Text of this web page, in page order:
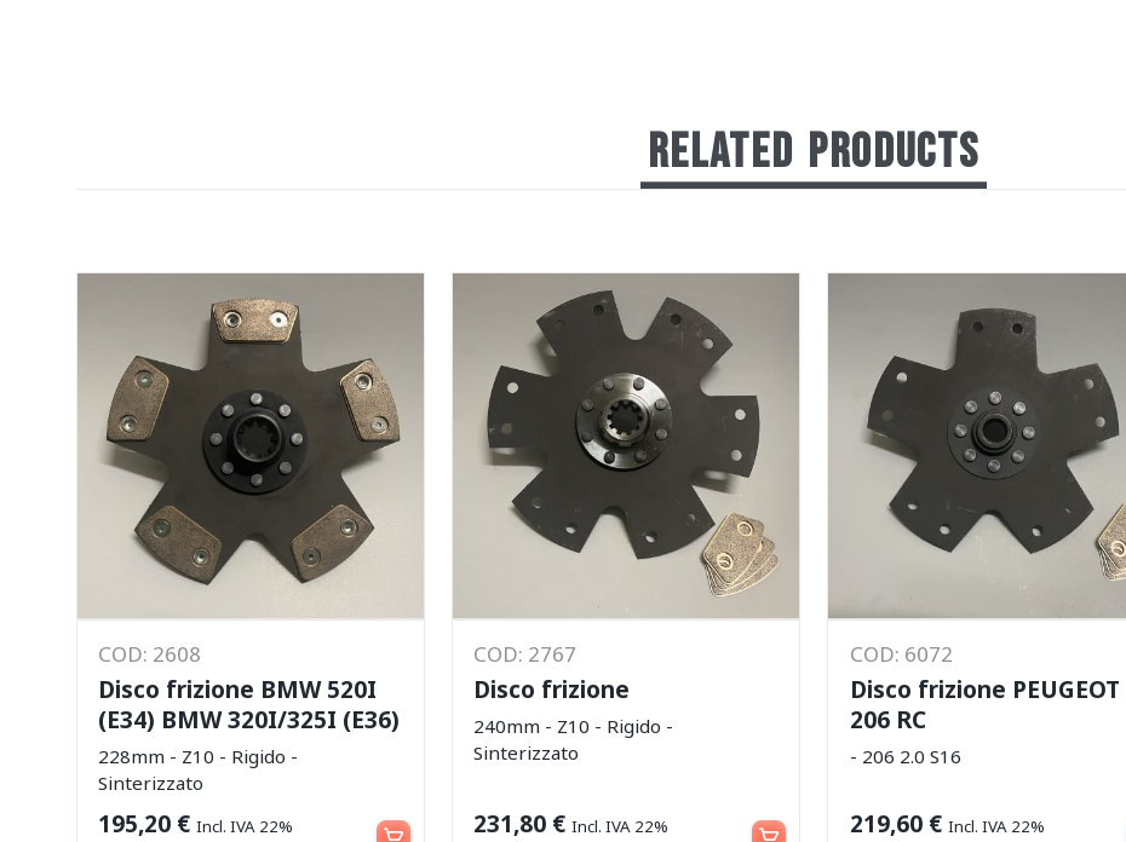
RELATED PRODUCTS
COD: 2608
Disco frizione BMW 520I
(E34) BMW 320I/325I (E36)
228mm - Z10 - Rigido -
Sinterizzato
195,20 € Incl. IVA 22% Aggiungi al carrello
COD: 2767
Disco frizione
240mm - Z10 - Rigido -
Sinterizzato
231,80 € Incl. IVA 22% Aggiungi al carrello
COD: 6072
Disco frizione PEUGEOT
206 RC
- 206 2.0 S16
219,60 € Incl. IVA 22%